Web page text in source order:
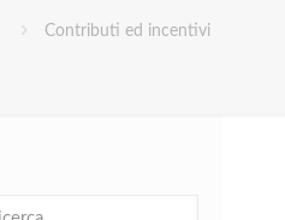
Contributi ed incentivi